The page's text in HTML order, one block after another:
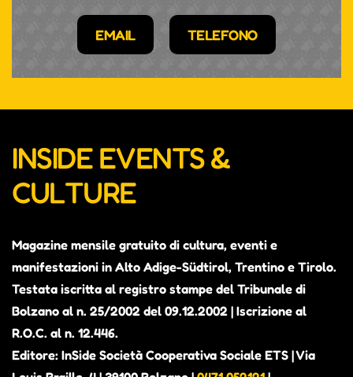
EMAIL TELEFONO
INSIDE EVENTS &
CULTURE
Magazine mensile gratuito di cultura, eventi e
manifestazioni in Alto Adige-Südtirol, Trentino e Tirolo.
Testata iscritta al registro stampe del Tribunale di
Bolzano al n. 25/2002 del 09.12.2002 | Iscrizione al
R.O.C. al n. 12.446.
Editore: InSide Società Cooperativa Sociale ETS | Via